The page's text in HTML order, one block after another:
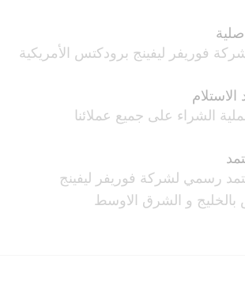
فوريفر ليفينج برودكتس الأمريكية
الاستلام
الشراء على جميع عملائنا
رسمي لشركة فوريفر ليفينج
بالخليج و الشرق الاوسط